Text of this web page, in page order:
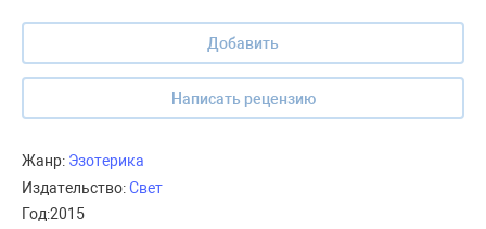
Добавить
Написать рецензию
Жанр: Эзотерика
Издательство:Свет
Год:2015